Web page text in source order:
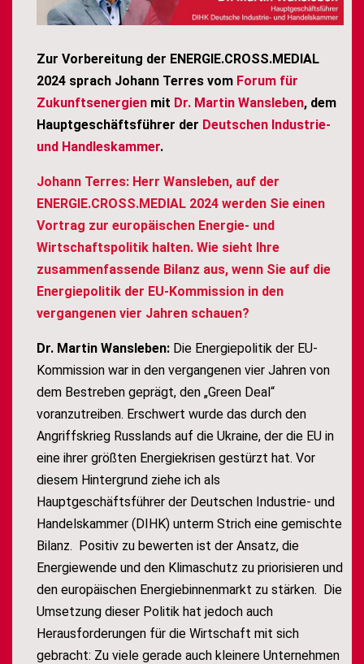
Zur Vorbereitung der ENERGIE.CROSS.MEDIAL
2024 sprach Johann Terres vom Forum für
Zukunftsenergien mit Dr. Martin Wansleben, dem
Hauptgeschäftsführer der Deutschen Industrie-
und Handleskammer.
Johann Terres: Herr Wansleben, auf der
ENERGIE.CROSS.MEDIAL 2024 werden Sie einen
Vortrag zur europäischen Energie- und
Wirtschaftspolitik halten. Wie sieht Ihre
zusammenfassende Bilanz aus, wenn Sie auf die
Energiepolitik der EU-Kommission in den
vergangenen vier Jahren schauen?
Dr. Martin Wansleben: Die Energiepolitik der EU-
Kommission war in den vergangenen vier Jahren von
dem Bestreben geprägt, den „Green Deal“
voranzutreiben. Erschwert wurde das durch den
Angriffskrieg Russlands auf die Ukraine, der die EU in
eine ihrer größten Energiekrisen gestürzt hat. Vor
diesem Hintergrund ziehe ich als
Hauptgeschäftsführer der Deutschen Industrie- und
Handelskammer (DIHK) unterm Strich eine gemischte
Bilanz. Positiv zu bewerten ist der Ansatz, die
Energiewende und den Klimaschutz zu priorisieren und
den europäischen Energiebinnenmarkt zu stärken. Die
Umsetzung dieser Politik hat jedoch auch
Herausforderungen für die Wirtschaft mit sich
gebracht: Zu viele gerade auch kleinere Unternehmen